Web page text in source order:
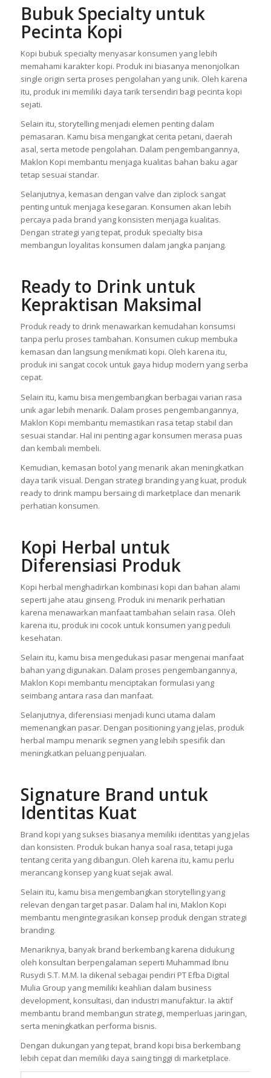
Bubuk Specialty untuk
Pecinta Kopi
Kopi bubuk specialty menyasar konsumen yang lebih
memahami karakter kopi. Produk ini biasanya menonjolkan
single origin serta proses pengolahan yang unik. Oleh karena
itu, produk ini memiliki daya tarik tersendiri bagi pecinta kopi
sejati.
Selain itu, storytelling menjadi elemen penting dalam
pemasaran. Kamu bisa mengangkat cerita petani, daerah
asal, serta metode pengolahan. Dalam pengembangannya,
Maklon Kopi membantu menjaga kualitas bahan baku agar
tetap sesuai standar.
Selanjutnya, kemasan dengan valve dan ziplock sangat
penting untuk menjaga kesegaran. Konsumen akan lebih
percaya pada brand yang konsisten menjaga kualitas.
Dengan strategi yang tepat, produk specialty bisa
membangun loyalitas konsumen dalam jangka panjang.
Ready to Drink untuk
Kepraktisan Maksimal
Produk ready to drink menawarkan kemudahan konsumsi
tanpa perlu proses tambahan. Konsumen cukup membuka
kemasan dan langsung menikmati kopi. Oleh karena itu,
produk ini sangat cocok untuk gaya hidup modern yang serba
cepat.
Selain itu, kamu bisa mengembangkan berbagai varian rasa
unik agar lebih menarik. Dalam proses pengembangannya,
Maklon Kopi membantu memastikan rasa tetap stabil dan
sesuai standar. Hal ini penting agar konsumen merasa puas
dan kembali membeli.
Kemudian, kemasan botol yang menarik akan meningkatkan
daya tarik visual. Dengan strategi branding yang kuat, produk
ready to drink mampu bersaing di marketplace dan menarik
perhatian konsumen.
Kopi Herbal untuk
Diferensiasi Produk
Kopi herbal menghadirkan kombinasi kopi dan bahan alami
seperti jahe atau ginseng. Produk ini menarik perhatian
karena menawarkan manfaat tambahan selain rasa. Oleh
karena itu, produk ini cocok untuk konsumen yang peduli
kesehatan.
Selain itu, kamu bisa mengedukasi pasar mengenai manfaat
bahan yang digunakan. Dalam proses pengembangannya,
Maklon Kopi membantu menciptakan formulasi yang
seimbang antara rasa dan manfaat.
Selanjutnya, diferensiasi menjadi kunci utama dalam
memenangkan pasar. Dengan positioning yang jelas, produk
herbal mampu menarik segmen yang lebih spesifik dan
meningkatkan peluang penjualan.
Signature Brand untuk
Identitas Kuat
Brand kopi yang sukses biasanya memiliki identitas yang jelas
dan konsisten. Produk bukan hanya soal rasa, tetapi juga
tentang cerita yang dibangun. Oleh karena itu, kamu perlu
merancang konsep yang kuat sejak awal.
Selain itu, kamu bisa mengembangkan storytelling yang
relevan dengan target pasar. Dalam hal ini, Maklon Kopi
membantu mengintegrasikan konsep produk dengan strategi
branding.
Menariknya, banyak brand berkembang karena didukung
oleh konsultan berpengalaman seperti Muhammad Ibnu
Rusydi S.T. M.M. Ia dikenal sebagai pendiri PT Efba Digital
Mulia Group yang memiliki keahlian dalam business
development, konsultasi, dan industri manufaktur. Ia aktif
membantu brand membangun strategi, memperluas jaringan,
serta meningkatkan performa bisnis.
Dengan dukungan yang tepat, brand kopi bisa berkembang
lebih cepat dan memiliki daya saing tinggi di marketplace.